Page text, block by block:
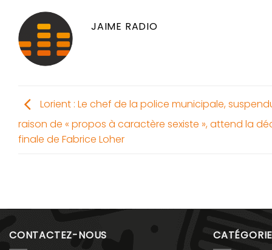
JAIME RADIO
Lorient : Le chef de la police municipale,
raison de « propos à caractère sexiste », attend la
finale de Fabrice Loher
CONTACTEZ-NOUS